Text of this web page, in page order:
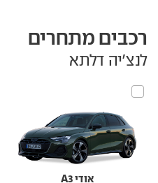
רכבים מתחרים
לנצ'יה דלתא
אודי A3